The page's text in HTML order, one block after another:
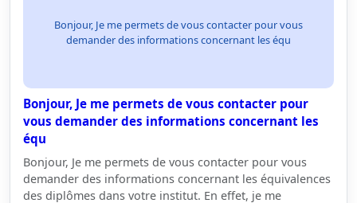
Bonjour, Je me permets de vous contacter pour vous
demander des informations concernant les équ
Bonjour, Je me permets de vous contacter pour
vous demander des informations concernant les
équ
Bonjour, Je me permets de vous contacter pour vous
demander des informations concernant les équivalences
des diplômes dans votre institut. En effet, je me